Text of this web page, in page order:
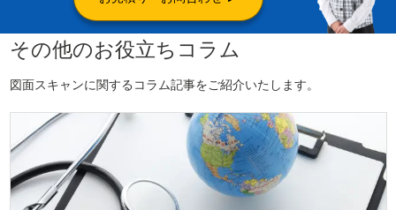
その他のお役立ちコラム
図面スキャンに関するコラム記事をご紹介いたします。